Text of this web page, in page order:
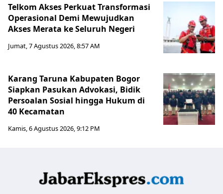
Telkom Akses Perkuat Transformasi
Operasional Demi Mewujudkan
Akses Merata ke Seluruh Negeri
Jumat, 7 Agustus 2026, 8:57 AM
Karang Taruna Kabupaten Bogor
Siapkan Pasukan Advokasi, Bidik
Persoalan Sosial hingga Hukum di
40 Kecamatan
Kamis, 6 Agustus 2026, 9:12 PM